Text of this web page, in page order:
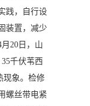
践，自行设
装置，减少
20日，山
千伏苇西
现象。检修
螺丝带电紧